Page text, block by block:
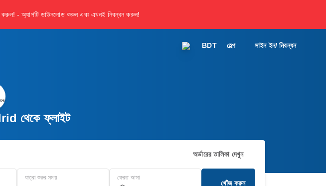
করুন! - অ্যাপটি ডাউনলোড করুন এবং এখনই নিবন্ধন করুন!
BDT হেল্প সাইন ইন/ নিবন্ধন
থেকে ফ্লাইট
অর্ডারের তালিকা দেখুন
যাত্রা শুরুর সময় ফেরত আসা
খোঁজ করুন